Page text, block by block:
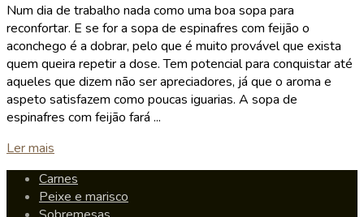
Num dia de trabalho nada como uma boa sopa para
reconfortar. E se for a sopa de espinafres com feijão o
aconchego é a dobrar, pelo que é muito provável que exista
quem queira repetir a dose. Tem potencial para conquistar até
aqueles que dizem não ser apreciadores, já que o aroma e
aspeto satisfazem como poucas iguarias. A sopa de
espinafres com feijão fará ...
Ler mais
Carnes
Peixe e marisco